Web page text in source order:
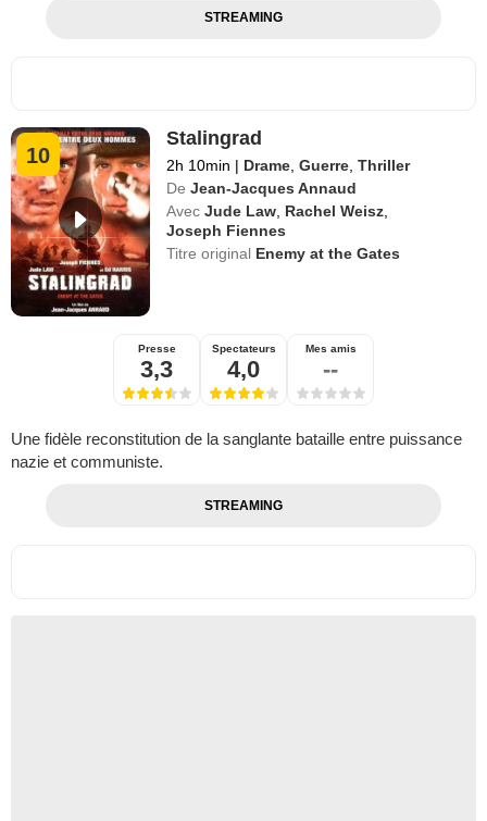
STREAMING
10
Stalingrad
2h 10min | Drame,Guerre,Thriller
De Jean-Jacques Annaud
Avec Jude Law, Rachel Weisz,
Joseph Fiennes
Titre original Enemy at the Gates
Presse
3,3
Spectateurs
4,0
Mes amis
--
Une fidèle reconstitution de la sanglante bataille entre puissance
nazie et communiste.
STREAMING